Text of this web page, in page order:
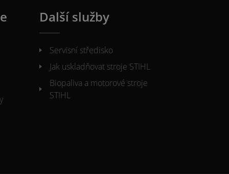
Další služby
Servisní středisko
Jak uskladňovat stroje STIHL
Biopaliva a motorové stroje
STIHL